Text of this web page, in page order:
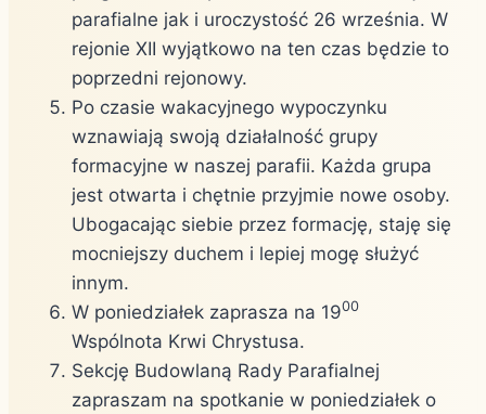
parafialne jak i uroczystość 26 września. W
rejonie XII wyjątkowo na ten czas będzie to
poprzedni rejonowy.
Po czasie wakacyjnego wypoczynku
wznawiają swoją działalność grupy
formacyjne w naszej parafii. Każda grupa
jest otwarta i chętnie przyjmie nowe osoby.
Ubogacając siebie przez formację, staję się
mocniejszy duchem i lepiej mogę służyć
innym.
W poniedziałek zaprasza na 1900
Wspólnota Krwi Chrystusa.
Sekcję Budowlaną Rady Parafialnej
zapraszam na spotkanie w poniedziałek o